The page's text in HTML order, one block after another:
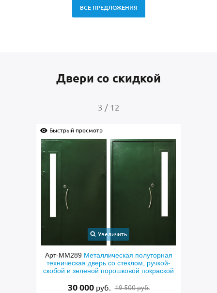
ВСЕ ПРЕДЛОЖЕНИЯ
Двери со скидкой
3 / 12
Быстрый просмотр
Увеличить
Арт-ММ289 Металлическая полуторная
техническая дверь со стеклом, ручкой-
скобой и зеленой порошковой покраской
30 000 руб. 19 500 руб.